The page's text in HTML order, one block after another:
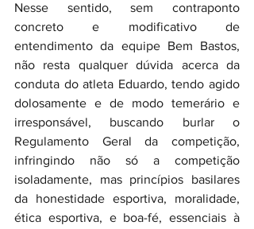
Nesse sentido, sem contraponto
concreto e modificativo de
entendimento da equipe Bem Bastos,
não resta qualquer dúvida acerca da
conduta do atleta Eduardo, tendo agido
dolosamente e de modo temerário e
irresponsável, buscando burlar o
Regulamento Geral da competição,
infringindo não só a competição
isoladamente, mas princípios basilares
da honestidade esportiva, moralidade,
ética esportiva, e boa-fé, essenciais à